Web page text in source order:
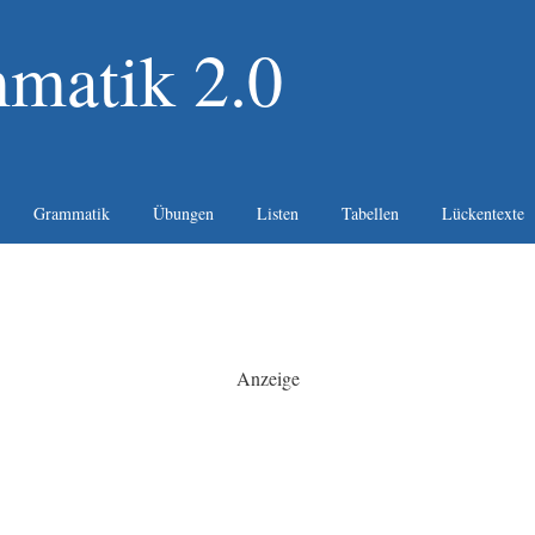
2.0
Grammatik Übungen Listen Tabellen Lückentexte
Anzeige